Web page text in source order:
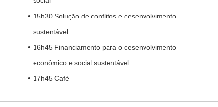
15h30 Solução de conflitos e desenvolvimento
sustentável
16h45 Financiamento para o desenvolvimento
econômico e social sustentável
17h45 Café